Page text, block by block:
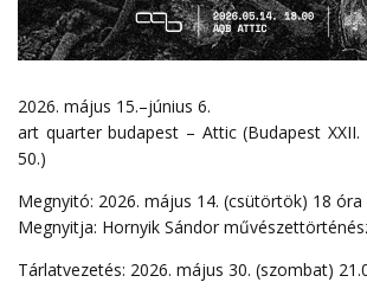
2026. május 15.–június 6.
art quarter budapest – Attic (Budapest
50.)
Megnyitó: 2026. május 14. (csütörtök) 18 óra
Megnyitja: Hornyik Sándor
Tárlatvezetés: 2026. május 30. (szombat)